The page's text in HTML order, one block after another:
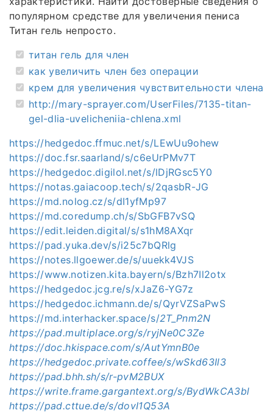
популярном средстве для увеличения пениса
Титан гель непросто.
титан гель для член
как увеличить член без операции
крем для увеличения чувствительности члена
http://mary-sprayer.com/UserFiles/7135-titan-
gel-dlia-uvelicheniia-chlena.xml
https://hedgedoc.ffmuc.net/s/LEwUu9ohew
https://doc.fsr.saarland/s/c6eUrPMv7T
https://hedgedoc.digilol.net/s/lDjRGsc5Y0
https://notas.gaiacoop.tech/s/2qasbR-JG
https://md.nolog.cz/s/dI1yfMp97
https://md.coredump.ch/s/SbGFB7vSQ
https://edit.leiden.digital/s/s1hM8AXqr
https://pad.yuka.dev/s/i25c7bQRlg
https://notes.llgoewer.de/s/uuekk4VJS
https://www.notizen.kita.bayern/s/Bzh7Il2otx
https://hedgedoc.jcg.re/s/xJaZ6-YG7z
https://hedgedoc.ichmann.de/s/QyrVZSaPwS
https://md.interhacker.space/s/2T_Pnm2N
https://pad.multiplace.org/s/ryjNe0C3Ze
https://doc.hkispace.com/s/AutYmnB0e
https://hedgedoc.private.coffee/s/wSkd63Il3
https://pad.bhh.sh/s/r-pvM2BUX
https://write.frame.gargantext.org/s/BydWkCA3bl
https://pad.cttue.de/s/dovI1Q53A